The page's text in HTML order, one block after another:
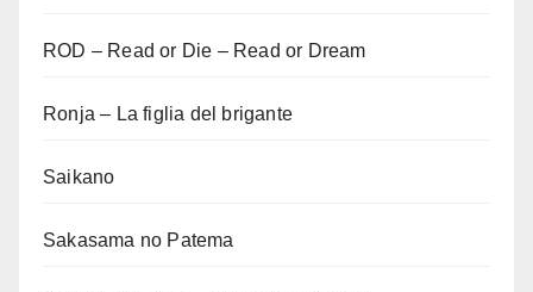
ROD – Read or Die – Read or Dream
Ronja – La figlia del brigante
Saikano
Sakasama no Patema